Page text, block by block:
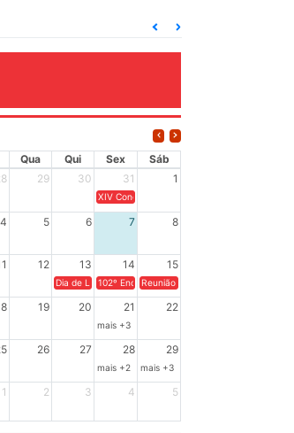
Qua Qui Sex
Sáb
29 30 31 1
XIV Congresso Brasileiro de
4 5 6 7 8
12 13 14 15
Dia de Luta em Defesa de Cuba e da Soberania dos
102º Encontro da Regional Leste, “Em terra
Reunião GTPE.
19 20 21 22
mais +3
26 27 28 29
mais +2 mais +3
1 2 3 4 5